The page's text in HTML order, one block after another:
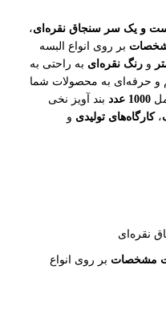
و یک سر سنجاق نقره‌ای،
بر روی انواع البسه
و رنگ نقره‌ای به راحتی به
و حرفه‌ای به محصولات شما
1000 عدد
بند آویز نخی
،کارگاه‌های تولیدی و
نقره‌ای
مشخصات بر روی انواع